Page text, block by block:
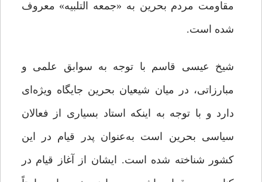
مقاومت مردم بحرین به «جمعه التلبیه» معروف
شده است.
شیخ عیسی قاسم با توجه به سوابق علمی و
مبارزاتی، در میان شیعیان بحرین جایگاه ویژه‌ای
دارد و با توجه به اینکه استاد بسیاری از فعالان
سیاسی بحرین است به‌عنوان پدر قیام در این
کشور شناخته شده است. ایشان از آغاز قیام در